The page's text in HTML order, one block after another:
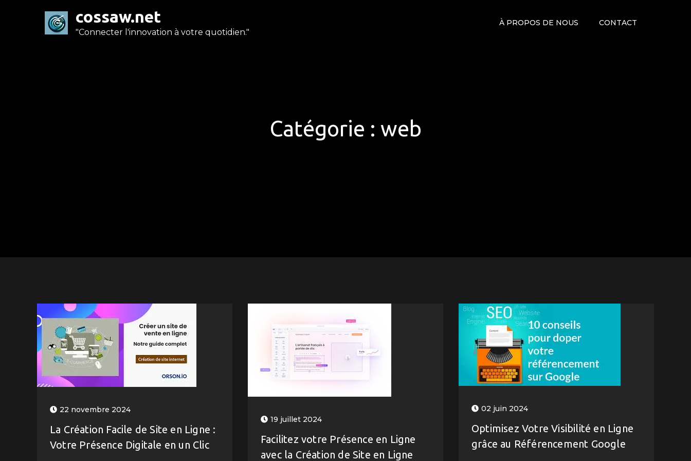
cossaw.net
"Connecter l'innovation à votre quotidien."
À PROPOS DE NOUS CONTACT
Catégorie : web
22 novembre 2024
La Création Facile de Site en Ligne :
Votre Présence Digitale en un Clic
19 juillet 2024
Facilitez votre Présence en Ligne
avec la Création de Site en Ligne
02 juin 2024
Optimisez Votre Visibilité en Ligne
grâce au Référencement Google